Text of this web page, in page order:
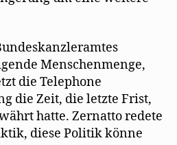
Menschenmenge,
die Telephone
die Zeit, die letzte Frist,
hatte. Zernatto redete
diese Politik könne